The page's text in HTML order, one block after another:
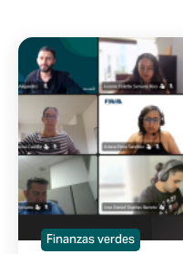
Finanzas verdes